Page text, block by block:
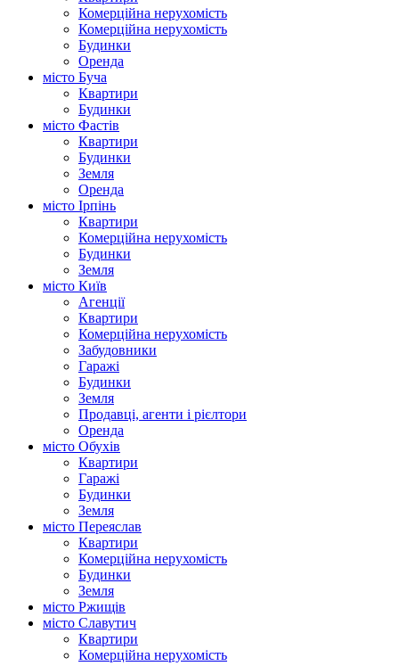
Комерційна нерухомість
Комерційна нерухомість
Будинки
Оренда
місто Буча
Квартири
Будинки
місто Фастів
Квартири
Будинки
Земля
Оренда
місто Ірпінь
Квартири
Комерційна нерухомість
Будинки
Земля
місто Київ
Агенції
Квартири
Комерційна нерухомість
Забудовники
Гаражі
Будинки
Земля
Продавці, агенти і рієлтори
Оренда
місто Обухів
Квартири
Гаражі
Будинки
Земля
місто Переяслав
Квартири
Комерційна нерухомість
Будинки
Земля
місто Ржищів
місто Славутич
Квартири
Комерційна нерухомість